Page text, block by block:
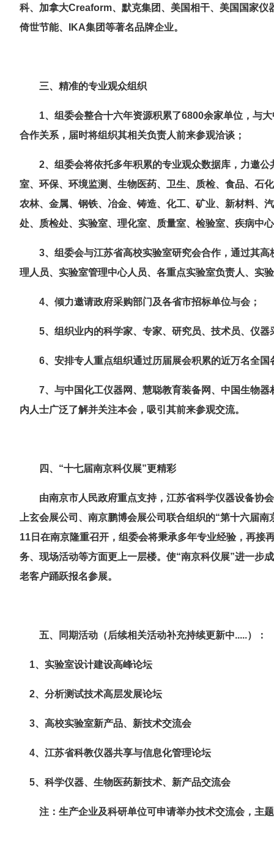
科、加拿大Creaform、默克集团、美国相干、美国国家仪
倚世节能、IKA集团等著名品牌企业。
三、精准的专业观众组织
1、组委会整合十六年资源积累了6800余家单位，与
合作关系，届时将组织其相关负责人前来参观洽谈；
2、组委会将依托多年积累的专业观众数据库，力邀
室、环保、环境监测、生物医药、卫生、质检、食品、石
农林、金属、钢铁、冶金、铸造、化工、矿业、新材料、
处、质检处、实验室、理化室、质量室、检验室、疾病中
3、组委会与江苏省高校实验室研究会合作，通过其
理人员、实验室管理中心人员、各重点实验室负责人、实
4、倾力邀请政府采购部门及各省市招标单位与会；
5、组织业内的科学家、专家、研究员、技术员、仪
6、安排专人重点组织通过历届展会积累的近万名全
7、与中国化工仪器网、慧聪教育装备网、中国生物
内人士广泛了解并关注本会，吸引其前来参观交流。
四、 “十七届南京科仪展”更精彩
由南京市人民政府重点支持，江苏省科学仪器设备协
上玄会展公司、南京鹏博会展公司联合组织的“第十六届南
11 日在南京隆重召开，组委会将秉承多年专业经验，再接
务、现场活动等方面更上一层楼。使“南京科仪展”进一步
老客户踊跃报名参展。
五、同期活动（后续相关活动补充持续更新中.....）：
1、实验室设计建设高峰论坛
2、分析测试技术高层发展论坛
3、高校实验室新产品、新技术交流会
4、江苏省科教仪器共享与信息化管理论坛
5、科学仪器、生物医药新技术、新产品交流会
注：生产企业及科研单位可申请举办技术交流会，主